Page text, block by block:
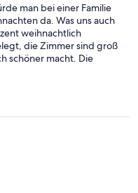
man bei einer Familie
da. Was uns auch
weihnachtlich
die Zimmer sind groß
schöner macht. Die
wirklich nichts. Alles
Zeit mit der Familie
ist auf alle Fälle eine
ist sehr schön.